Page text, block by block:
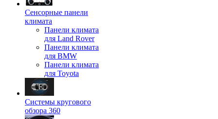
Сенсорные панели
климата
Панели климата
для Land Rover
Панели климата
для BMW
Панели климата
для Toyota
Системы кругового
обзора 360